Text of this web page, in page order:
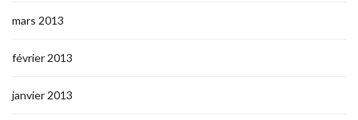
mars 2013
février 2013
janvier 2013